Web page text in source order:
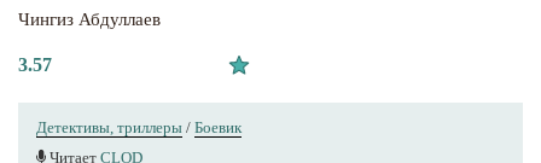
Чингиз Абдуллаев
3.57
Детективы, триллеры / Боевик
Читает CLOD